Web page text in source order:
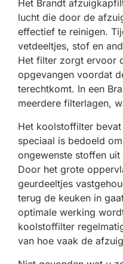
Het Brandt
lucht die door de
effectief te reinigen.
vetdeeltjes, stof en
Het filter zorgt ervoor
opgevangen voordat
terechtkomt. In een
meerdere filterlagen,
Het koolstoffilter
speciaal is bedoeld
ongewenste stoffen
Door het grote
geurdeeltjes
terug de keuken in
optimale werking
koolstoffilter
van hoe vaak de